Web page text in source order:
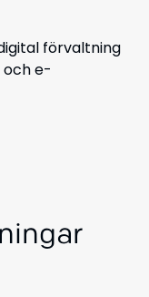
förvaltning
och e-